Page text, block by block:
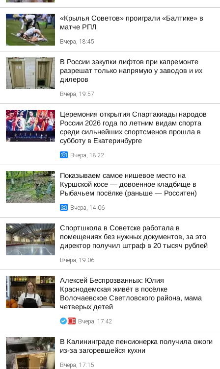
«Крылья Советов» проиграли «Балтике» в
матче РПЛ
Вчера, 18:45
В России закупки лифтов при капремонте
разрешат только напрямую у заводов и их
дилеров
Вчера, 19:57
Церемония открытия Спартакиады народов
России 2026 года по летним видам спорта
среди сильнейших спортсменов прошла в
субботу в Екатеринбурге
Вчера, 18:22
Показываем самое нишевое место на
Куршской косе — довоенное кладбище в
Рыбачьем посёлке (раньше — Росситен)
Вчера, 14:06
Спортшкола в Советске работала в
помещениях без нужных документов, за это
директор получил штраф в 20 тысяч рублей
Вчера, 19:06
Алексей Беспрозванных: Юлия
Краснодемская живёт в посёлке
Волочаевское Светловского района, мама
четверых детей
Вчера, 17:42
В Калининграде пенсионерка получила ожоги
из-за загоревшейся кухни
Вчера, 17:15